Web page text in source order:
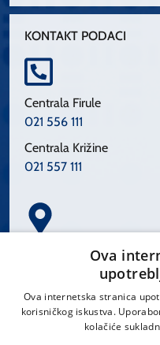
KONTAKT PODACI
Centrala Firule
021 556 111
Centrala Križine
021 557 111
Spinčićeva 1, 21000 Split
Ova
Ova internetska stranica
korisničkog iskustva.
kolačiće